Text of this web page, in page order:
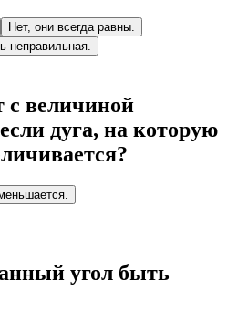
Нет, они всегда равны.
неправильная.
с величиной
дуга, на которую
угол быть